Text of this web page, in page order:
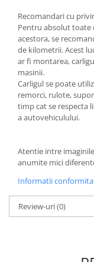
Recomandari cu
Pentru absolut toate
acestora, se
de kilometrii. Acest
ar fi montarea,
masinii.
Carligul se poate
remorci, rulote,
timp cat se respecta
a autovehiculului.
Atentie intre
anumite mici
Informatii
Review-uri(0)